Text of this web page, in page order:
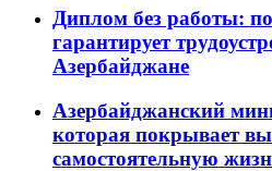
Диплом без работы:
гарантирует
Азербайджане
Азербайджанский
которая покрывает
самостоятельную